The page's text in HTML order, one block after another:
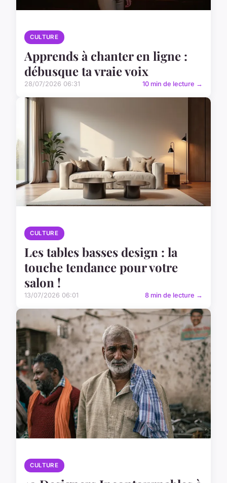
CULTURE
Apprends à chanter en ligne :
débusque ta vraie voix
28/07/2026 06:31 10 min de lecture →
CULTURE
Les tables basses design : la
touche tendance pour votre
salon !
13/07/2026 06:01 8 min de lecture →
CULTURE